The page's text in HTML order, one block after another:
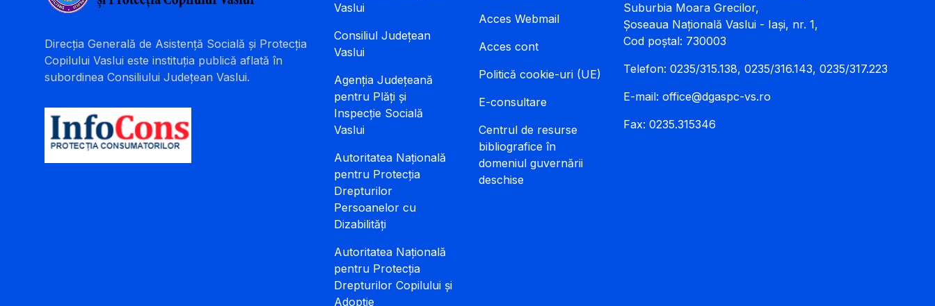
Direcția Generală de Asistență Socială și Protecția
Copilului Vaslui este instituția publică aflată în
subordinea Consiliului Județean Vaslui.
Vaslui
Consiliul Județean
Vaslui
Agenția Județeană
pentru Plăți și
Inspecție Socială
Vaslui
Autoritatea Națională
pentru Protecția
Drepturilor
Persoanelor cu
Dizabilități
Autoritatea Națională
pentru Protecția
Drepturilor Copilului și
Adopție
Acces Webmail
Acces cont
Politică cookie-uri (UE)
E-consultare
Centrul de resurse
bibliografice în
domeniul guvernării
deschise
Suburbia Moara Grecilor,
Șoseaua Națională Vaslui - Iași, nr. 1,
Cod poștal: 730003
Telefon: 0235/315.138, 0235/316.143, 0235/317.223
E-mail: office@dgaspc-vs.ro
Fax: 0235.315346